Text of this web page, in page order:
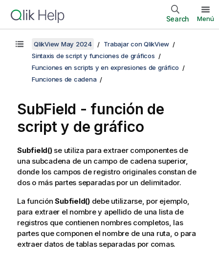
Search Menú
QlikView May 2024
Trabajar con QlikView
Sintaxis de script y funciones de gráficos
Funciones en scripts y en expresiones de gráfico
Funciones de cadena
SubField - función de
script y de gráfico
Subfield()se utiliza para extraer componentes de
una subcadena de un campo de cadena superior,
donde los campos de registro originales constan de
dos o más partes separadas por un delimitador.
La funciónSubfield()debe utilizarse, por ejemplo,
para extraer el nombre y apellido de una lista de
registros que contienen nombres completos, las
partes que componen el nombre de una ruta, o para
extraer datos de tablas separadas por comas.